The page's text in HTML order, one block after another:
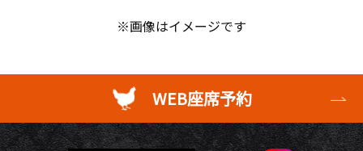
※画像はイメージです
WEB座席予約